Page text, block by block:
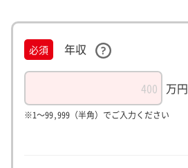
必須 年収
万円
※1～99,999（半角）でご入力ください